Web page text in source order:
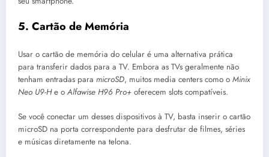
5. Cartão de Memória
Usar o cartão de memória do celular é uma alternativa prática
para transferir dados para a TV. Embora as TVs geralmente não
tenham entradas para microSD, muitos media centers como o Minix
Neo U9-He o Alfawise H96 Pro+ oferecem slots compatíveis.
Se você conectar um desses dispositivos à TV, basta inserir o cartão
microSD na porta correspondente para desfrutar de filmes, séries
e músicas diretamente na telona.